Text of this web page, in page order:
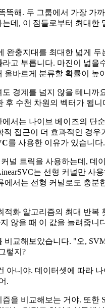
똑해. 두 그룹에서 가장 가
는데, 이 점들로부터 최대한
완충지대를 최대한 넓게 두
라고 부릅니다. 마진이 넓을
올바르게 분류할 확률이 높
경계를 넘지 않을 테니까
후 수천 차원의 벡터가 됩니
서는 나이브 베이즈의 단
적 접근이 더 효과적인 경우
를 사용한 이유가 있습니다.
널 트릭을 사용하는데, 데
는 선형 커널만 사
에서는 선형 커널로도 충분
적화 알고리즘의 최대 반복
않을 때 이 값을 늘려줍니
비교해보았습니다. "오,
렇지?
아니야. 데이터셋에 따라
.
즘을 비교해보는 거야. 또한